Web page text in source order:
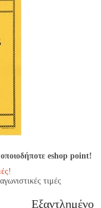
eshop point!
τιμές
Εξαντλημένο